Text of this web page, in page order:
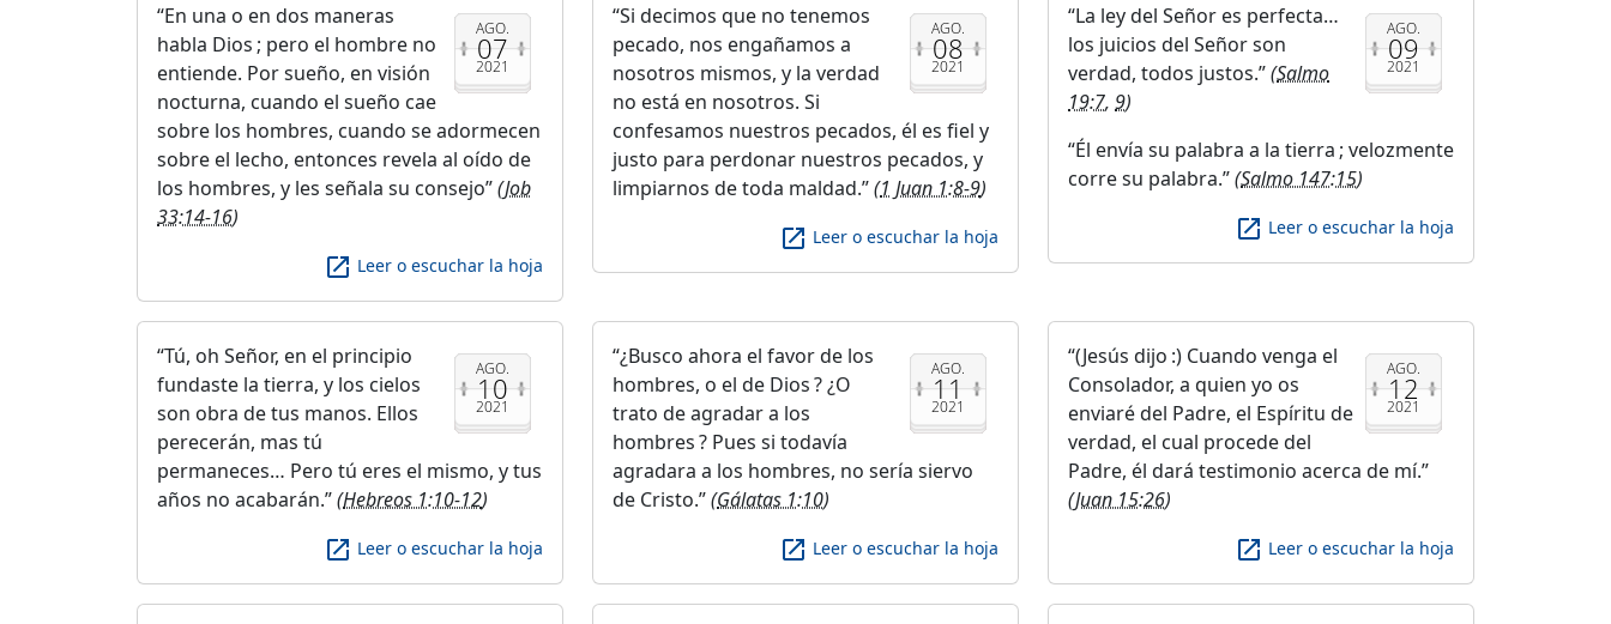
AGO.
07
2021
En una o en dos maneras
habla Dios ; pero el hombre no
entiende. Por sueño, en visión
nocturna, cuando el sueño cae
sobre los hombres, cuando se adormecen
sobre el lecho, entonces revela al oído de
los hombres, y les señala su consejo (Job
33:14-16)
launch Leer o escuchar la hoja
AGO.
08
2021
Si decimos que no tenemos
pecado, nos engañamos a
nosotros mismos, y la verdad
no está en nosotros. Si
confesamos nuestros pecados, él es fiel y
justo para perdonar nuestros pecados, y
limpiarnos de toda maldad. (1 Juan 1:8-9)
launch Leer o escuchar la hoja
AGO.
09
2021
La ley del Señor es perfecta…
los juicios del Señor son
verdad, todos justos. (Salmo
19:7, 9)
Él envía su palabra a la tierra ; velozmente
corre su palabra. (Salmo 147:15)
launch Leer o escuchar la hoja
AGO.
10
2021
Tú, oh Señor, en el principio
fundaste la tierra, y los cielos
son obra de tus manos. Ellos
perecerán, mas tú
permaneces… Pero tú eres el mismo, y tus
años no acabarán. (Hebreos 1:10-12)
launch Leer o escuchar la hoja
AGO.
11
2021
¿Busco ahora el favor de los
hombres, o el de Dios ? ¿O
trato de agradar a los
hombres ? Pues si todavía
agradara a los hombres, no sería siervo
de Cristo. (Gálatas 1:10)
launch Leer o escuchar la hoja
AGO.
12
2021
(Jesús dijo :) Cuando venga el
Consolador, a quien yo os
enviaré del Padre, el Espíritu de
verdad, el cual procede del
Padre, él dará testimonio acerca de mí.
(Juan 15:26)
launch Leer o escuchar la hoja